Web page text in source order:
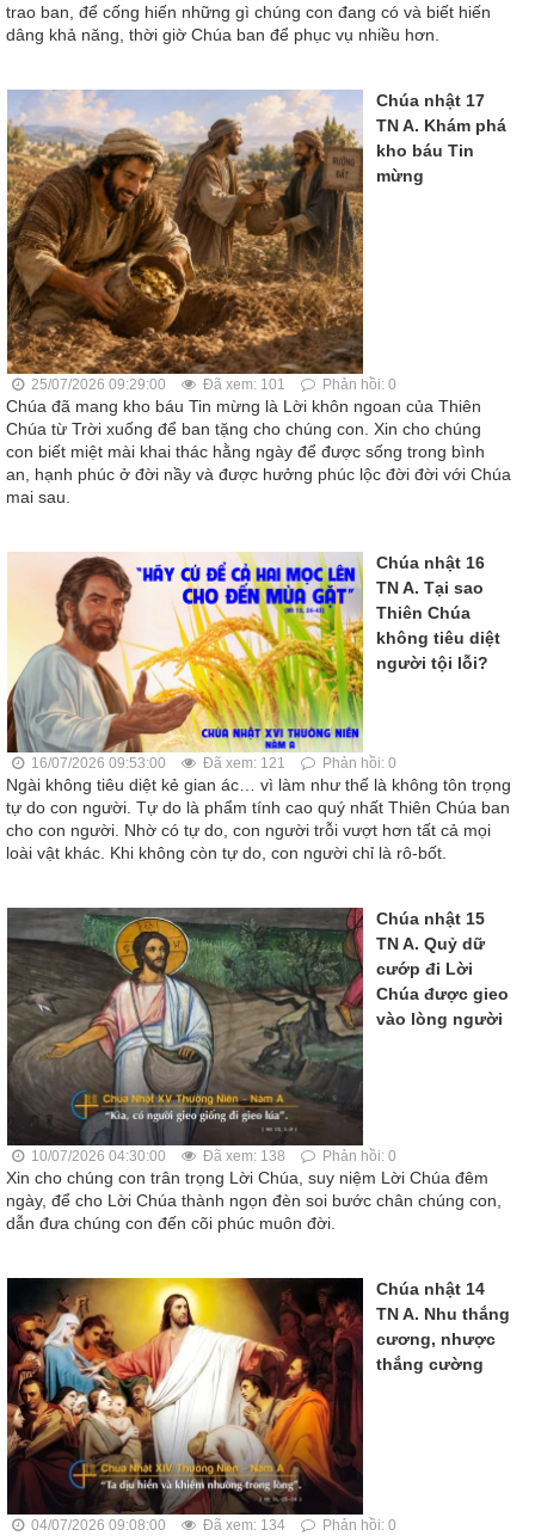
trao ban, để cống hiến những gì chúng con đang có và biết hiến
dâng khả năng, thời giờ Chúa ban để phục vụ nhiều hơn.
Chúa nhật 17
TN A. Khám phá
kho báu Tin
mừng
25/07/2026 09:29:00 Đã xem: 101 Phản hồi: 0
Chúa đã mang kho báu Tin mừng là Lời khôn ngoan của Thiên
Chúa từ Trời xuống để ban tặng cho chúng con. Xin cho chúng
con biết miệt mài khai thác hằng ngày để được sống trong bình
an, hạnh phúc ở đời nầy và được hưởng phúc lộc đời đời với Chúa
mai sau.
Chúa nhật 16
TN A. Tại sao
Thiên Chúa
không tiêu diệt
người tội lỗi?
16/07/2026 09:53:00 Đã xem: 121 Phản hồi: 0
Ngài không tiêu diệt kẻ gian ác… vì làm như thế là không tôn trọng
tự do con người. Tự do là phẩm tính cao quý nhất Thiên Chúa ban
cho con người. Nhờ có tự do, con người trỗi vượt hơn tất cả mọi
loài vật khác. Khi không còn tự do, con người chỉ là rô-bốt.
Chúa nhật 15
TN A. Quỷ dữ
cướp đi Lời
Chúa được gieo
vào lòng người
10/07/2026 04:30:00 Đã xem: 138 Phản hồi: 0
Xin cho chúng con trân trọng Lời Chúa, suy niệm Lời Chúa đêm
ngày, để cho Lời Chúa thành ngọn đèn soi bước chân chúng con,
dẫn đưa chúng con đến cõi phúc muôn đời.
Chúa nhật 14
TN A. Nhu thắng
cương, nhược
thắng cường
04/07/2026 09:08:00 Đã xem: 134 Phản hồi: 0